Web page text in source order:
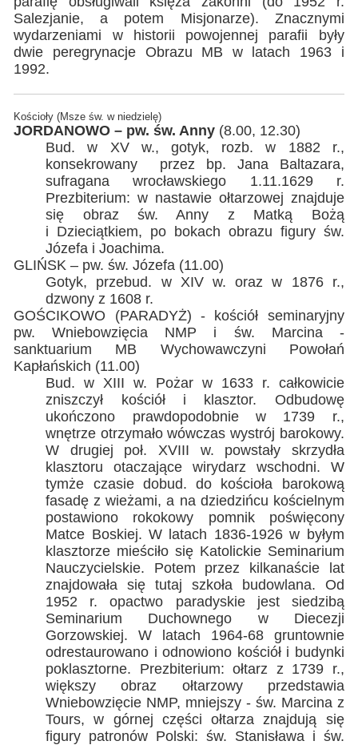
Salezjanie, a potem Misjonarze). Znacznymi
wydarzeniami w historii powojennej parafii były
dwie peregrynacje Obrazu MB w latach 1963 i
1992.
Kościoły (Msze św. w niedzielę)
JORDANOWO – pw. św. Anny (8.00, 12.30)
Bud. w XV w., gotyk, rozb. w 1882 r.,
konsekrowany przez bp. Jana Baltazara,
sufragana wrocławskiego 1.11.1629 r.
Prezbiterium: w nastawie ołtarzowej znajduje
się obraz św. Anny z Matką Bożą
i Dzieciątkiem, po bokach obrazu figury św.
Józefa i Joachima.
GLIŃSK – pw. św. Józefa (11.00)
Gotyk, przebud. w XIV w. oraz w 1876 r.,
dzwony z 1608 r.
GOŚCIKOWO (PARADYŻ) - kościół seminaryjny
pw. Wniebowzięcia NMP i św. Marcina -
sanktuarium MB Wychowawczyni Powołań
Kapłańskich (11.00)
Bud. w XIII w. Pożar w 1633 r. całkowicie
zniszczył kościół i klasztor. Odbudowę
ukończono prawdopodobnie w 1739 r.,
wnętrze otrzymało wówczas wystrój barokowy.
W drugiej poł. XVIII w. powstały skrzydła
klasztoru otaczające wirydarz wschodni. W
tymże czasie dobud. do kościoła barokową
fasadę z wieżami, a na dziedzińcu kościelnym
postawiono rokokowy pomnik poświęcony
Matce Boskiej. W latach 1836-1926 w byłym
klasztorze mieściło się Katolickie Seminarium
Nauczycielskie. Potem przez kilkanaście lat
znajdowała się tutaj szkoła budowlana. Od
1952 r. opactwo paradyskie jest siedzibą
Seminarium Duchownego w Diecezji
Gorzowskiej. W latach 1964-68 gruntownie
odrestaurowano i odnowiono kościół i budynki
poklasztorne. Prezbiterium: ołtarz z 1739 r.,
większy obraz ołtarzowy przedstawia
Wniebowzięcie NMP, mniejszy - św. Marcina z
Tours, w górnej części ołtarza znajdują się
figury patronów Polski: św. Stanisława i św.